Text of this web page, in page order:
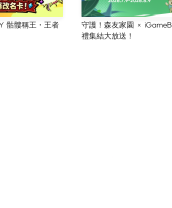
骷髏稱王・王者
守護！森友家園 ×
禮集結大放送！